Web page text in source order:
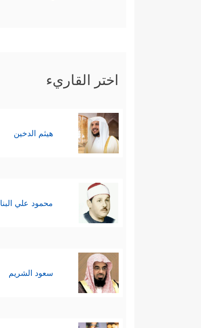
اختر القاريء
هيثم الدخين
محمود علي البنا
سعود الشريم